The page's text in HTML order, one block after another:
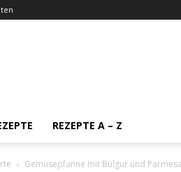
REZEPTE A – Z
Gemüsepfanne mit Bulgur und